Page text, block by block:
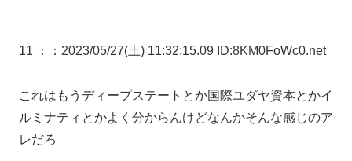
11 ： ：2023/05/27(土) 11:32:15.09 ID:8KM0FoWc0.net
これはもうディープステートとか国際ユダヤ資本とかイ
ルミナティとかよく分からんけどなんかそんな感じのア
レだろ